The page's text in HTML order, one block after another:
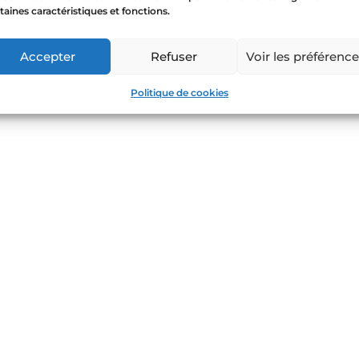
caractéristiques et fonctions.
Accepter Refuser Voir les
Politique de cookies